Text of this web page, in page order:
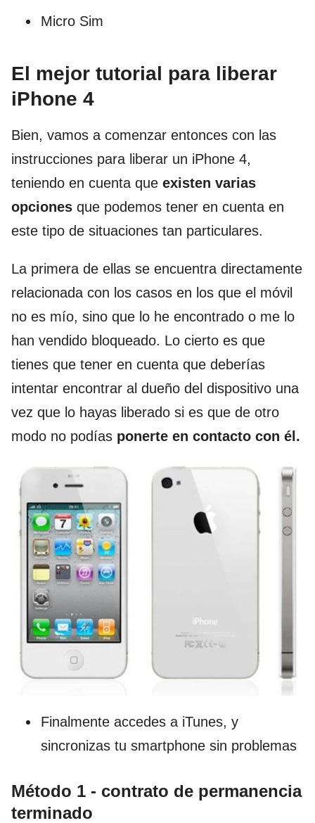
Micro Sim
El mejor tutorial para liberar
iPhone 4
Bien, vamos a comenzar entonces con las
instrucciones para liberar un iPhone 4,
teniendo en cuenta que existen varias
opciones que podemos tener en cuenta en
este tipo de situaciones tan particulares.
La primera de ellas se encuentra directamente
relacionada con los casos en los que el móvil
no es mío, sino que lo he encontrado o me lo
han vendido bloqueado. Lo cierto es que
tienes que tener en cuenta que deberías
intentar encontrar al dueño del dispositivo una
vez que lo hayas liberado si es que de otro
modo no podías ponerte en contacto con él.
Finalmente accedes a iTunes, y
sincronizas tu smartphone sin problemas
Método 1 - contrato de permanencia
terminado